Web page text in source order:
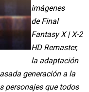
imágenes
de Final
Fantasy X | X-2
HD Remaster,
la adaptación
generación a la
personajes que todos